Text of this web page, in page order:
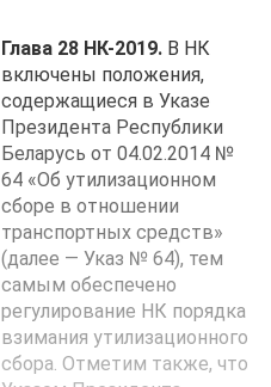
Глава 28 НК-2019.В НК
включены положения,
содержащиеся в Указе
Президента Республики
Беларусь от 04.02.2014 №
64 «Об утилизационном
сборе в отношении
транспортных средств»
(далее — Указ № 64), тем
самым обеспечено
регулирование НК порядка
взимания утилизационного
сбора. Отметим также, что